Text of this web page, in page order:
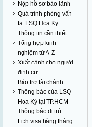
Nộp hồ sơ bảo lãnh
Quá trình phỏng vấn
tại LSQ Hoa Kỳ
Thông tin cần thiết
Tổng hợp kinh
nghiệm từ A-Z
Xuất cảnh cho người
định cư
Bảo trợ tài chánh
Thông báo của LSQ
Hoa Kỳ tại TP.HCM
Thông báo di trú
Lịch visa hàng tháng